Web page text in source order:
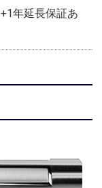
年延長保証あ